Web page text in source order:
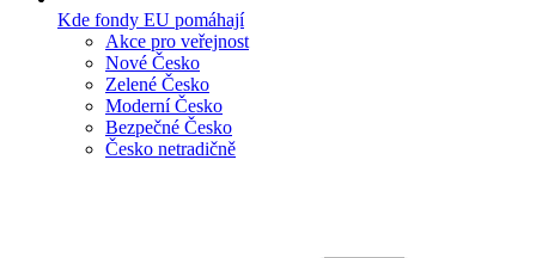
Kde fondy EU pomáhají
Akce pro veřejnost
Nové Česko
Zelené Česko
Moderní Česko
Bezpečné Česko
Česko netradičně